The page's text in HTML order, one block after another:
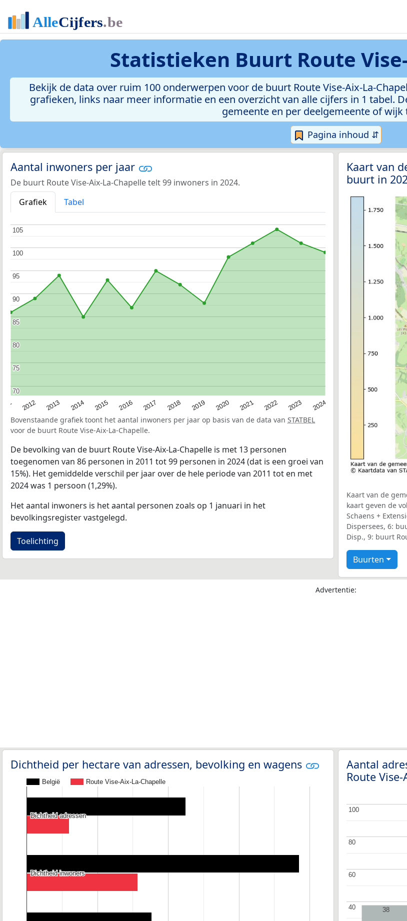
Statistieken Buurt Route
Bekijk de data over ruim 100 onderwerpen voor de buurt Route Vise-Aix-La-
grafieken, links naar meer informatie en een overzicht van alle cijfers in 1 tabel.
gemeente en per deelgemeente of wijk
Pagina inhoud ⇵
Aantal inwoners per jaar
De buurt Route Vise-Aix-La-Chapelle telt 99 inwoners in 2024.
Grafiek
Tabel
2012 2013 2014 2015 2016 2017 2018 2019 2020 2021 2022 2023 2024
70
70
75
75
80
80
85
85
90
90
95
95
100
100
105
105
Bovenstaande grafiek toont het aantal inwoners per jaar op basis van de data van STATBEL
voor de buurt Route Vise-Aix-La-Chapelle.
De bevolking van de buurt Route Vise-Aix-La-Chapelle is met 13 personen
toegenomen van 86 personen in 2011 tot 99 personen in 2024 (dat is een groei van
15%). Het gemiddelde verschil per jaar over de hele periode van 2011 tot en met
2024 was 1 persoon (1,29%).
Het aantal inwoners is het aantal personen zoals op 1 januari in het
bevolkingsregister vastgelegd.
Toelichting
Kaart van
buurt in
Kaart van de
kaart geven de
Schaens +
Dispersees, 6:
Disp., 9: buurt
Buurten
Advertentie:
Dichtheid per hectare van adressen, bevolking en wagens
België Route Vise-Aix-La-Chapelle
Dichtheid adressen
Dichtheid adressen
Dichtheid inwoners
Dichtheid inwoners
Aantal
Route
40
40
60
60
80
80
100
100
38